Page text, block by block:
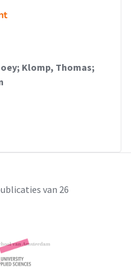
Klomp, Thomas;
van 26